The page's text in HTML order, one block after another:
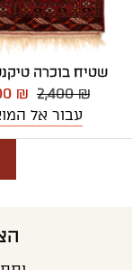
שטיח בוכרה
2,400 ₪
₪
עבור אל